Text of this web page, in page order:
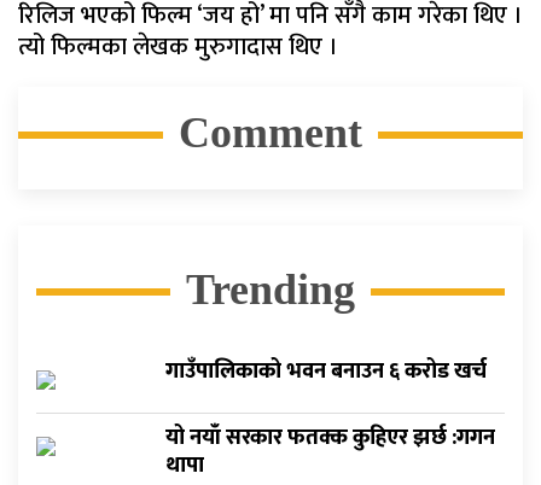
रिलिज भएको फिल्म ‘जय हो’ मा पनि सँगै काम गरेका थिए ।
त्यो फिल्मका लेखक मुरुगादास थिए ।
Comment
Trending
गाउँपालिकाको भवन बनाउन ६ करोड खर्च
यो नयाँ सरकार फतक्क कुहिएर झर्छ :गगन
थापा